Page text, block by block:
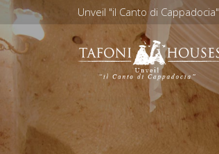
Unveil "il Canto di Cappadocia"